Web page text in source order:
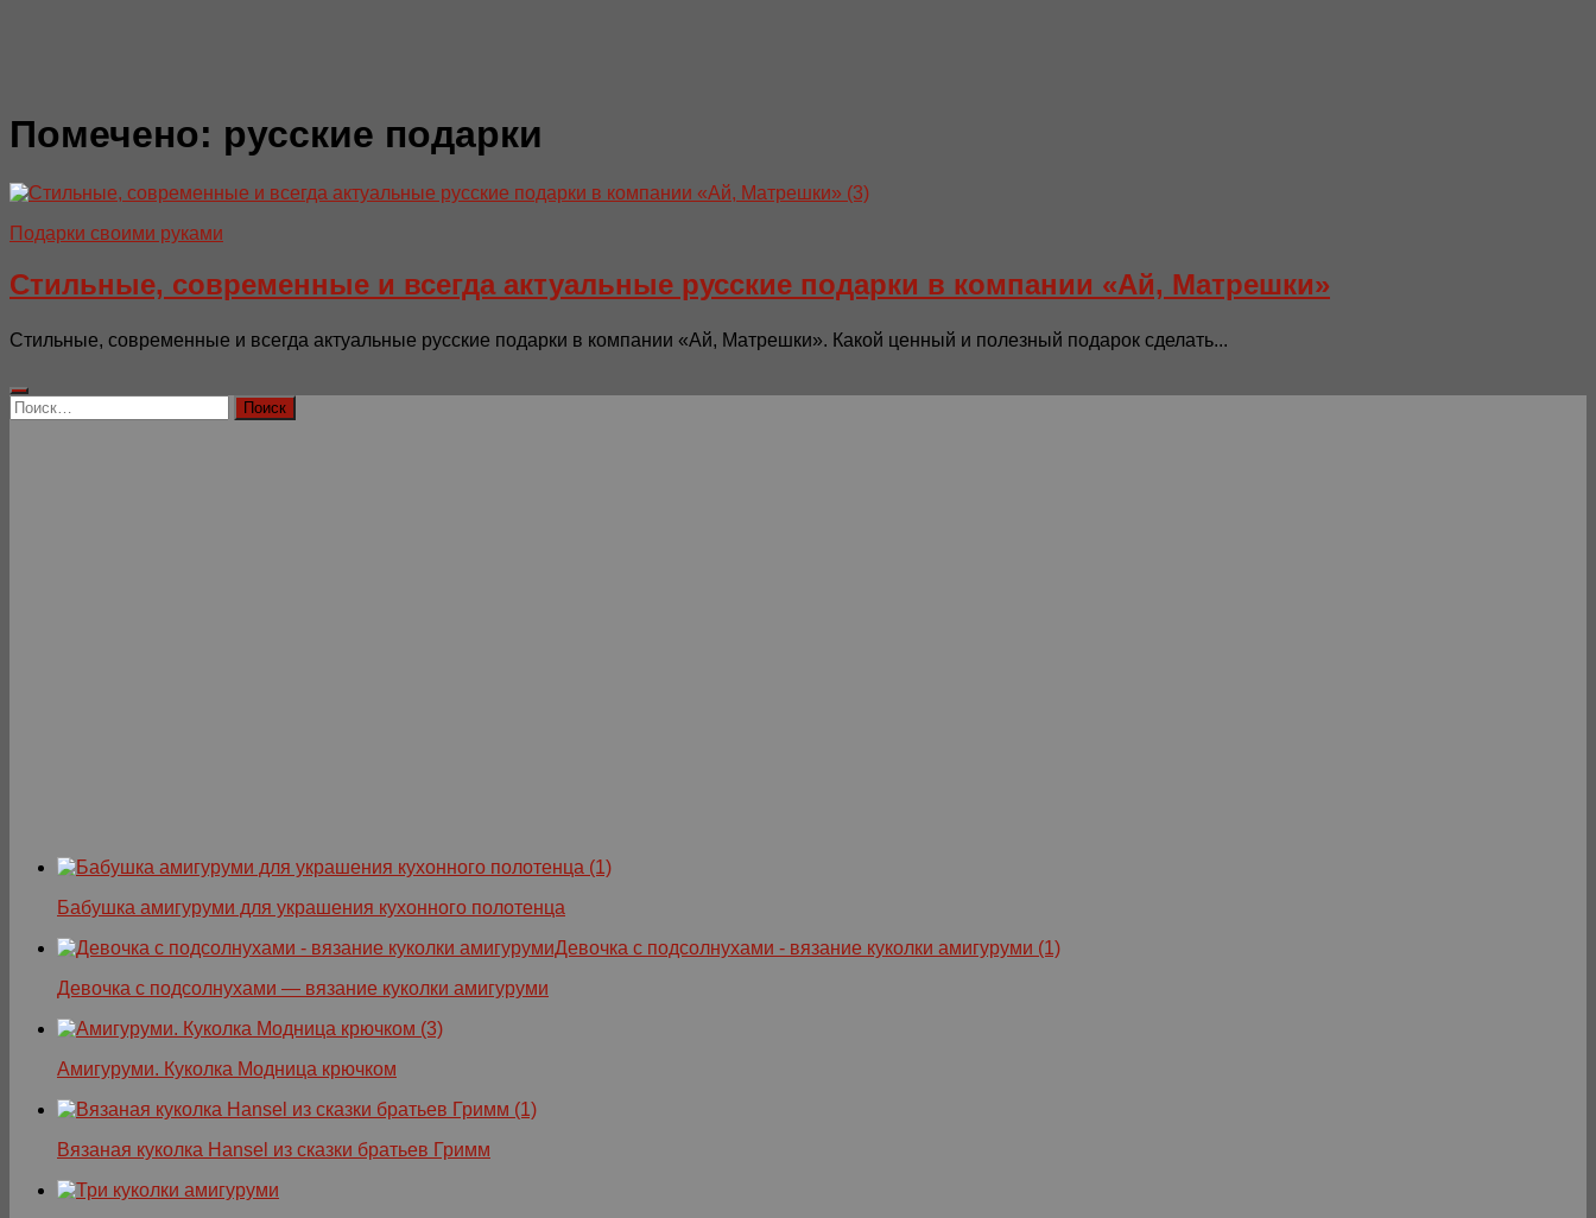
Помечено: русские подарки
Подарки своими руками
Стильные, современные и всегда актуальные русские подарки в компании «Ай, Матрешки»
Стильные, современные и всегда актуальные русские подарки в компании «Ай, Матрешки». Какой ценный и полезный подарок сделать...
Найти:
Бабушка амигуруми для украшения кухонного полотенца
Девочка с подсолнухами — вязание куколки амигуруми
Амигуруми. Куколка Модница крючком
Вязаная куколка Hansel из сказки братьев Гримм